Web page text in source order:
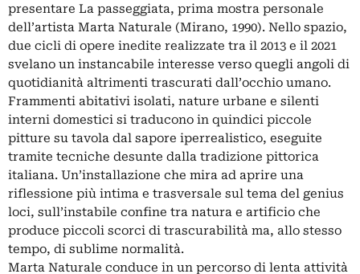
presentare La passeggiata, prima mostra personale
dell’artista Marta Naturale (Mirano, 1990). Nello spazio,
due cicli di opere inedite realizzate tra il 2013 e il 2021
svelano un instancabile interesse verso quegli angoli di
quotidianità altrimenti trascurati dall’occhio umano.
Frammenti abitativi isolati, nature urbane e silenti
interni domestici si traducono in quindici piccole
pitture su tavola dal sapore iperrealistico, eseguite
tramite tecniche desunte dalla tradizione pittorica
italiana. Un’installazione che mira ad aprire una
riflessione più intima e trasversale sul tema del genius
loci, sull’instabile confine tra natura e artificio che
produce piccoli scorci di trascurabilità ma, allo stesso
tempo, di sublime normalità.
Marta Naturale conduce in un percorso di lenta attività